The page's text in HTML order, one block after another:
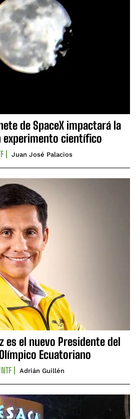
de SpaceX impactará la
experimento científico
Juan José Palacios
es el nuevo Presidente del
Ecuatoriano
Adrián Guillén